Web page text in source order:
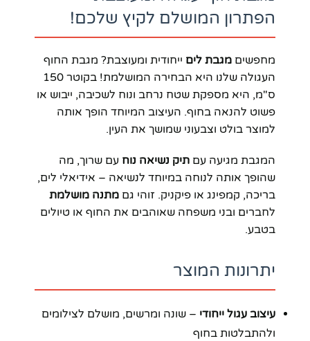
הפתרון המושלם לקיץ שלכם!
מחפשים מגבת לים ייחודית ומעוצבת? מגבת החוף
העגולה שלנו היא הבחירה המושלמת! בקוטר 150
ס"מ, היא מספקת שטח נרחב ונוח לשכיבה, ייבוש או
פשוט להנאה בחוף. העיצוב המיוחד הופך אותה
למוצר בולט וצבעוני שמושך את העין.
המגבת מגיעה עם תיק נשיאה נוח עם שרוך, מה
שהופך אותה לנוחה במיוחד לנשיאה – אידיאלי לים,
בריכה, קמפינג או פיקניק. זוהי גם מתנה מושלמת
לחברים ובני משפחה שאוהבים את החוף או טיולים
בטבע.
יתרונות המוצר
עיצוב עגול ייחודי – שונה ומרשים, מושלם לצילומים
ולהתבלטות בחוף